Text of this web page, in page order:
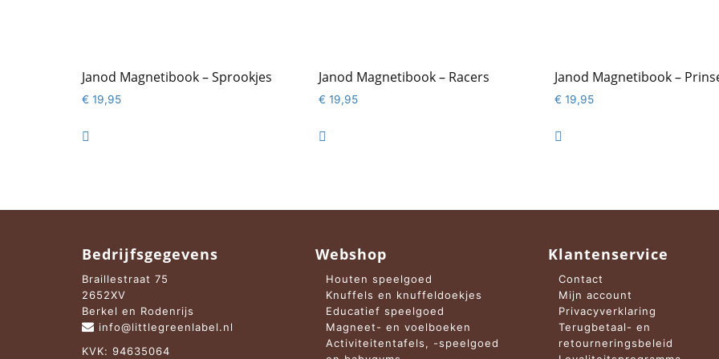
Janod Magnetibook – Sprookjes
€ 19,95

Janod Magnetibook – Racers
€ 19,95

Janod Magnetibook –
€ 19,95

Bedrijfsgegevens
Braillestraat 75
2652XV
Berkel en Rodenrijs
info@littlegreenlabel.nl
KVK: 94635064
Webshop
Houten speelgoed
Knuffels en knuffeldoekjes
Educatief speelgoed
Magneet- en voelboeken
Activiteitentafels, -speelgoed
Klantenservice
Contact
Mijn account
Privacyverklaring
Terugbetaal- en
retourneringsbeleid